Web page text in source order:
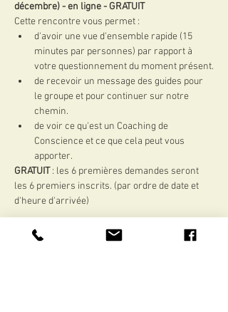
décembre) - en ligne - GRATUIT
Cette rencontre vous permet :
d'avoir une vue d'ensemble rapide (15
minutes par personnes) par rapport à
votre questionnement du moment présent.
de recevoir un message des guides pour
le groupe et pour continuer sur notre
chemin.
de voir ce qu'est un Coaching de
Conscience et ce que cela peut vous
apporter.
GRATUIT : les 6 premières demandes seront
les 6 premiers inscrits. (par ordre de date et
d'heure d'arrivée)